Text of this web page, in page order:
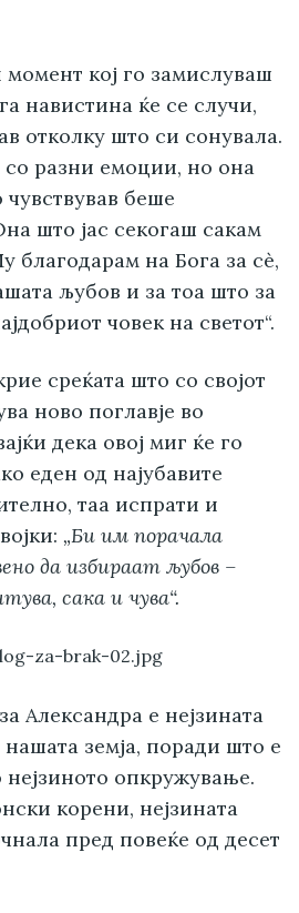
момент кој го замислуваш
навистина ќе се случи,
отколку што си сонувала.
со разни емоции, но она
беше
што јас секогаш сакам
благодарам на Бога за сè,
љубов и за тоа што за
човек на светот“.
среќата што со својот
ново поглавје во
дека овој миг ќе го
еден од најубавите
таа испрати и
„Би им порачала
да избираат љубов –
сака и чува“.
Александра е нејзината
земја, поради што е
опкружување.
корени, нејзината
пред повеќе од десет